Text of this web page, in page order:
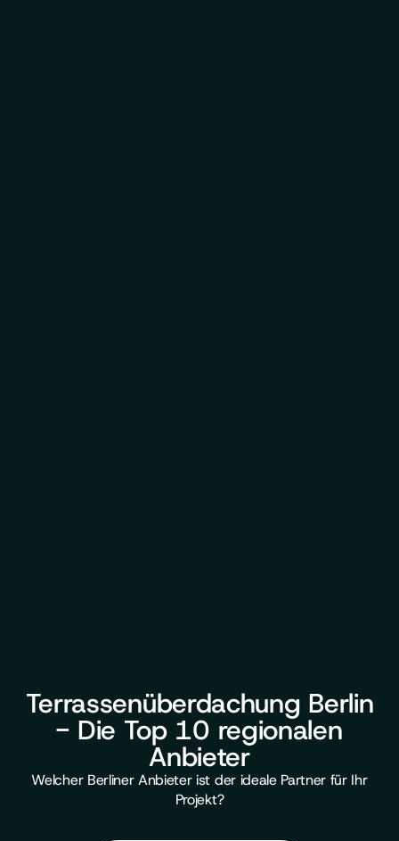
Terrassenüberdachung Berlin
- Die Top 10 regionalen
Anbieter
Welcher Berliner Anbieter ist der ideale Partner für Ihr
Projekt?